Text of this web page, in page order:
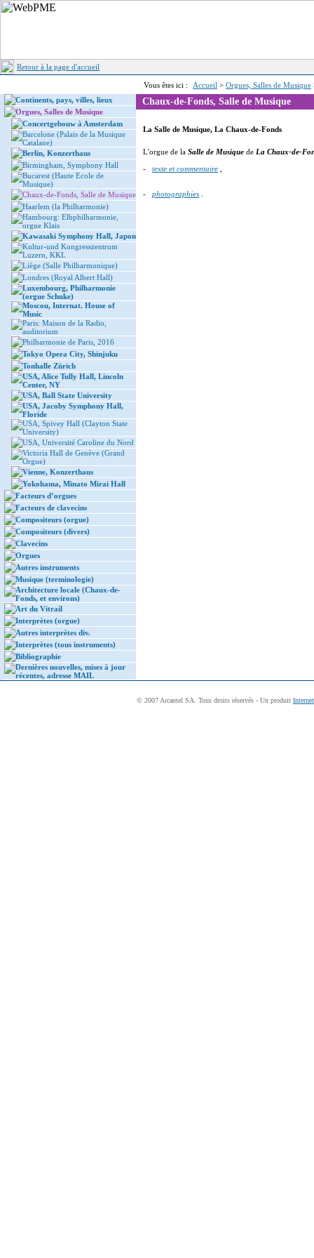
Retour à la page d'accueil
Vous êtes ici : Accueil > Orgues, Salles de Musique
Continents, pays, villes, lieux
Orgues, Salles de Musique
Concertgebouw à Amsterdam
Barcelone (Palais de la Musique
Catalane)
Berlin, Konzerthaus
Birmingham, Symphony Hall
Bucarest (Haute Ecole de
Musique)
Chaux-de-Fonds, Salle de Musique
Haarlem (la Philharmonie)
Hambourg: Elbphilharmonie,
orgue Klais
Kawasaki Symphony Hall, Japon
Kultur-und Kongresszentrum
Luzern, KKL
Liège (Salle Philharmonique)
Londres (Royal Albert Hall)
Luxembourg, Philharmonie
(orgue Schuke)
Moscou, Internat. House of
Music
Paris: Maison de la Radio,
auditorium
Philharmonie de Paris, 2016
Tokyo Opera City, Shinjuku
Tonhalle Zürich
USA, Alice Tully Hall, Lincoln
Center, NY
USA, Ball State University
USA, Jacoby Symphony Hall,
Floride
USA, Spivey Hall (Clayton State
University)
USA, Université Caroline du Nord
Victoria Hall de Genève (Grand
Orgue)
Vienne, Konzerthaus
Yokohama, Minato Mirai Hall
Facteurs d’orgues
Facteurs de clavecins
Compositeurs (orgue)
Compositeurs (divers)
Clavecins
Orgues
Autres instruments
Musique (terminologie)
Architecture locale (Chaux-de-
Fonds, et environs)
Art du Vitrail
Interprètes (orgue)
Autres interprètes div.
Interprètes (tous instruments)
Bibliographie
Dernières nouvelles, mises à jour
récentes, adresse MAIL
Chaux-de-Fonds, Salle de Musique
La Salle de Musique, La Chaux-de-Fonds
L'orgue de la Salle de Musique de La Chaux-de-
- texte et commentaire
- photographies
© 2007 Arcantel SA. Tous droits réservés - Un produit